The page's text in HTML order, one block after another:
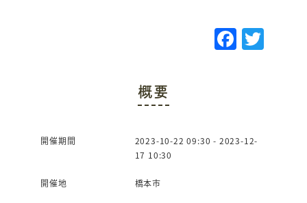
F
a
o
T
概要
開催期間
2023-10-22 09:30 - 2023-12-
17 10:30
開催地 橋本市